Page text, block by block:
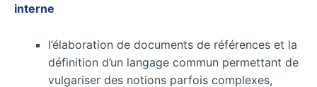
interne
l’élaboration de documents de références et la
définition d’un langage commun permettant de
vulgariser des notions parfois complexes,